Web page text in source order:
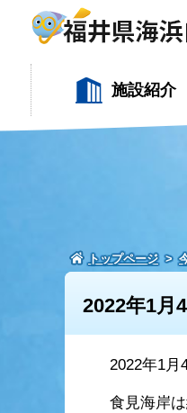
施設紹介
トップページ
2022年1月
2022年1月
食見海岸